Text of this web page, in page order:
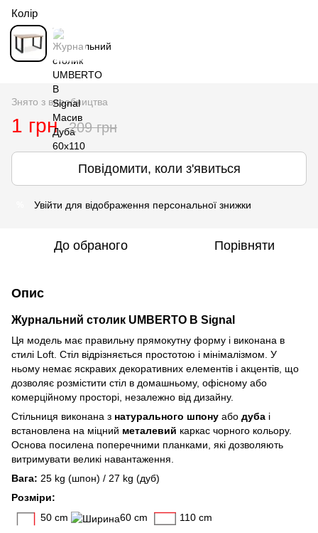
Колір
Знято з виробництва
1 грн 209 грн
Повідомити, коли з'явиться
Увійти для відображення персональної знижки
До обраного Порівняти
Опис
Журнальний столик UMBERTO B Signal
Ця модель має правильну прямокутну форму і виконана в
стилі Loft. Стіл відрізняється простотою і мінімалізмом. У
ньому немає яскравих декоративних елементів і акцентів, що
дозволяє розмістити стіл в домашньому, офісному або
комерційному просторі, незалежно від дизайну.
Стільниця виконана з натурального шпону або дуба і
встановлена на міцний металевий каркас чорного кольору.
Основа посилена поперечними планками, які дозволяють
витримувати великі навантаження.
Вага: 25 kg (шпон) / 27 kg (дуб)
Розміри:
50 cm
60 cm
110 cm